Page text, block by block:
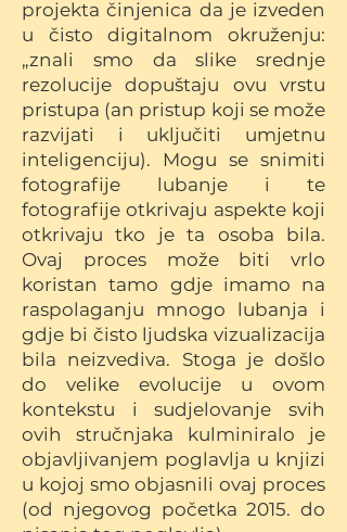
projekta činjenica da je izveden
u čisto digitalnom okruženju:
„znali smo da slike srednje
rezolucije dopuštaju ovu vrstu
pristupa (an pristup koji se može
razvijati i uključiti umjetnu
inteligenciju). Mogu se snimiti
fotografije lubanje i te
fotografije otkrivaju aspekte koji
otkrivaju tko je ta osoba bila.
Ovaj proces može biti vrlo
koristan tamo gdje imamo na
raspolaganju mnogo lubanja i
gdje bi čisto ljudska vizualizacija
bila neizvediva. Stoga je došlo
do velike evolucije u ovom
kontekstu i sudjelovanje svih
ovih stručnjaka kulminiralo je
objavljivanjem poglavlja u knjizi
u kojoj smo objasnili ovaj proces
(od njegovog početka 2015. do